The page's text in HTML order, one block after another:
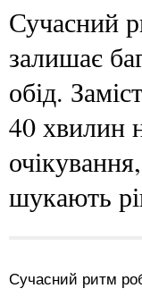
Сучасний
залишає
обід.
40 хвилин
шукають
Сучасний ритм